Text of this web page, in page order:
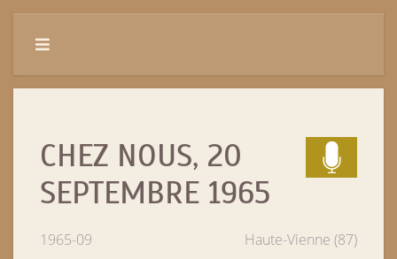
CHEZ NOUS, 20
SEPTEMBRE 1965
1965-09 Haute-Vienne (87)